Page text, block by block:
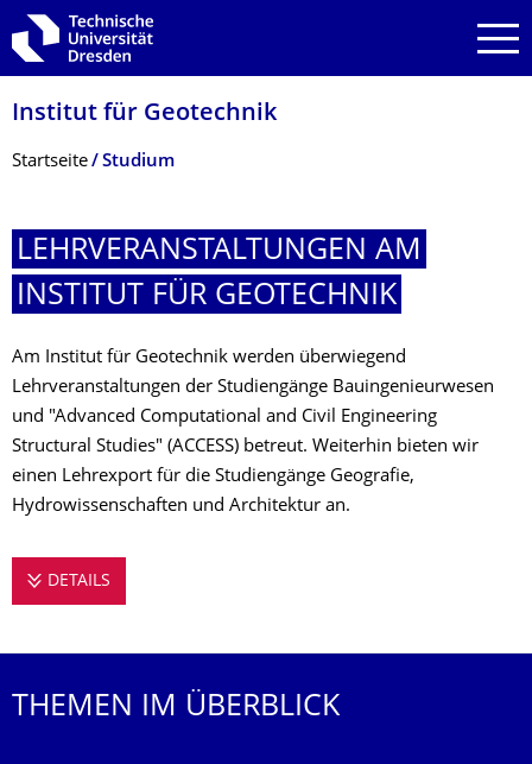
Zur Hauptnavigation springen
Zur Suche springen
Zum Inhalt springen
Institut für Geotechnik
Breadcrumb-Menü
Startseite Studium
LEHRVERANSTAL­TUNGEN AM
INSTITUT FÜR GEOTECHNIK
Am Institut für Geotechnik werden überwiegend
Lehrveranstaltungen der Studiengänge Bauingenieurwesen
und "Advanced Computational and Civil Engineering
Structural Studies" (ACCESS) betreut. Weiterhin bieten wir
einen Lehrexport für die Studiengänge Geografie,
Hydrowissenschaften und Architektur an.
DETAILS
THEMEN IM ÜBERBLICK